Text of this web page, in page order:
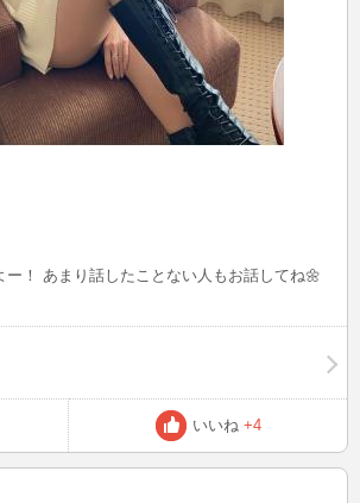
ー！ あまり話したことない人もお話してね🌼
いいね +4